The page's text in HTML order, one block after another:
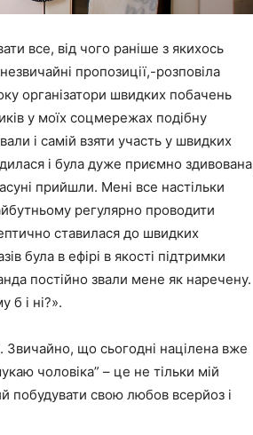
все, від чого раніше з якихось
пропозиції,-розповіла
організатори швидких побачень
у моїх соцмережах подібну
і самій взяти участь у швидких
і була дуже приємно
прийшли. Мені все настільки
регулярно проводити
ставилася до швидких
була в ефірі в якості підтримки
постійно звали мене як наречену.
б і ні?».
Звичайно, що сьогодні націлена вже
чоловіка” – це не тільки мій
побудувати свою любов всерйоз і